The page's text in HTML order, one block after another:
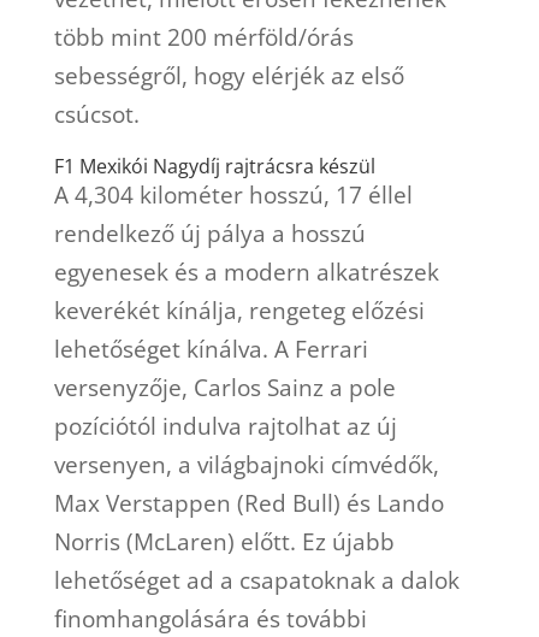
több mint 200 mérföld/órás
sebességről, hogy elérjék az első
csúcsot.
F1 Mexikói Nagydíj rajtrácsra készül
A 4,304 kilométer hosszú, 17 éllel
rendelkező új pálya a hosszú
egyenesek és a modern alkatrészek
keverékét kínálja, rengeteg előzési
lehetőséget kínálva. A Ferrari
versenyzője, Carlos Sainz a pole
pozíciótól indulva rajtolhat az új
versenyen, a világbajnoki címvédők,
Max Verstappen (Red Bull) és Lando
Norris (McLaren) előtt. Ez újabb
lehetőséget ad a csapatoknak a dalok
finomhangolására és további